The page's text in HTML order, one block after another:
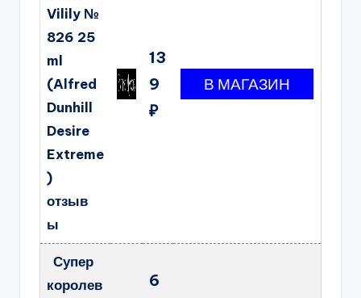
Vilily №
826 25
ml
(Alfred
Dunhill
Desire
Extreme
)
отзыв
ы
13
9
₽
Супер
королев
6